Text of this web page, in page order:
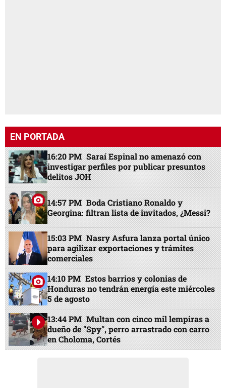
EN PORTADA
16:20 PM Saraí Espinal no amenazó con
investigar perfiles por publicar presuntos
delitos JOH
14:57 PM Boda Cristiano Ronaldo y
Georgina: filtran lista de invitados, ¿Messi?
15:03 PM Nasry Asfura lanza portal único
para agilizar exportaciones y trámites
comerciales
14:10 PM Estos barrios y colonias de
Honduras no tendrán energía este miércoles
5 de agosto
13:44 PM Multan con cinco mil lempiras a
dueño de "Spy", perro arrastrado con carro
en Choloma, Cortés